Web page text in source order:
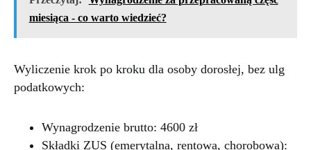
miesiąca - co warto wiedzieć?
Wyliczenie krok po kroku dla osoby dorosłej, bez ulg
podatkowych:
Wynagrodzenie brutto: 4600 zł
Składki ZUS (emerytalna, rentowa, chorobowa):